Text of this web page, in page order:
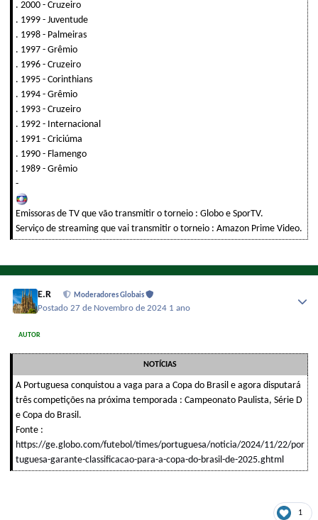
. 2000 - Cruzeiro
. 1999 - Juventude
. 1998 - Palmeiras
. 1997 - Grêmio
. 1996 - Cruzeiro
. 1995 - Corinthians
. 1994 - Grêmio
. 1993 - Cruzeiro
. 1992 - Internacional
. 1991 - Criciúma
. 1990 - Flamengo
. 1989 - Grêmio
-
Emissoras de TV que vão transmitir o torneio : Globo e SporTV.
Serviço de streaming que vai transmitir o torneio : Amazon Prime Video.
E.R Moderadores Globais
Postado27 de Novembro de 2024 1 ano
AUTOR
NOTÍCIAS
A Portuguesa conquistou a vaga para a Copa do Brasil e agora disputará
três competições na próxima temporada : Campeonato Paulista, Série D
e Copa do Brasil.
Fonte :
https://ge.globo.com/futebol/times/portuguesa/noticia/2024/11/22/por
tuguesa-garante-classificacao-para-a-copa-do-brasil-de-2025.ghtml
1